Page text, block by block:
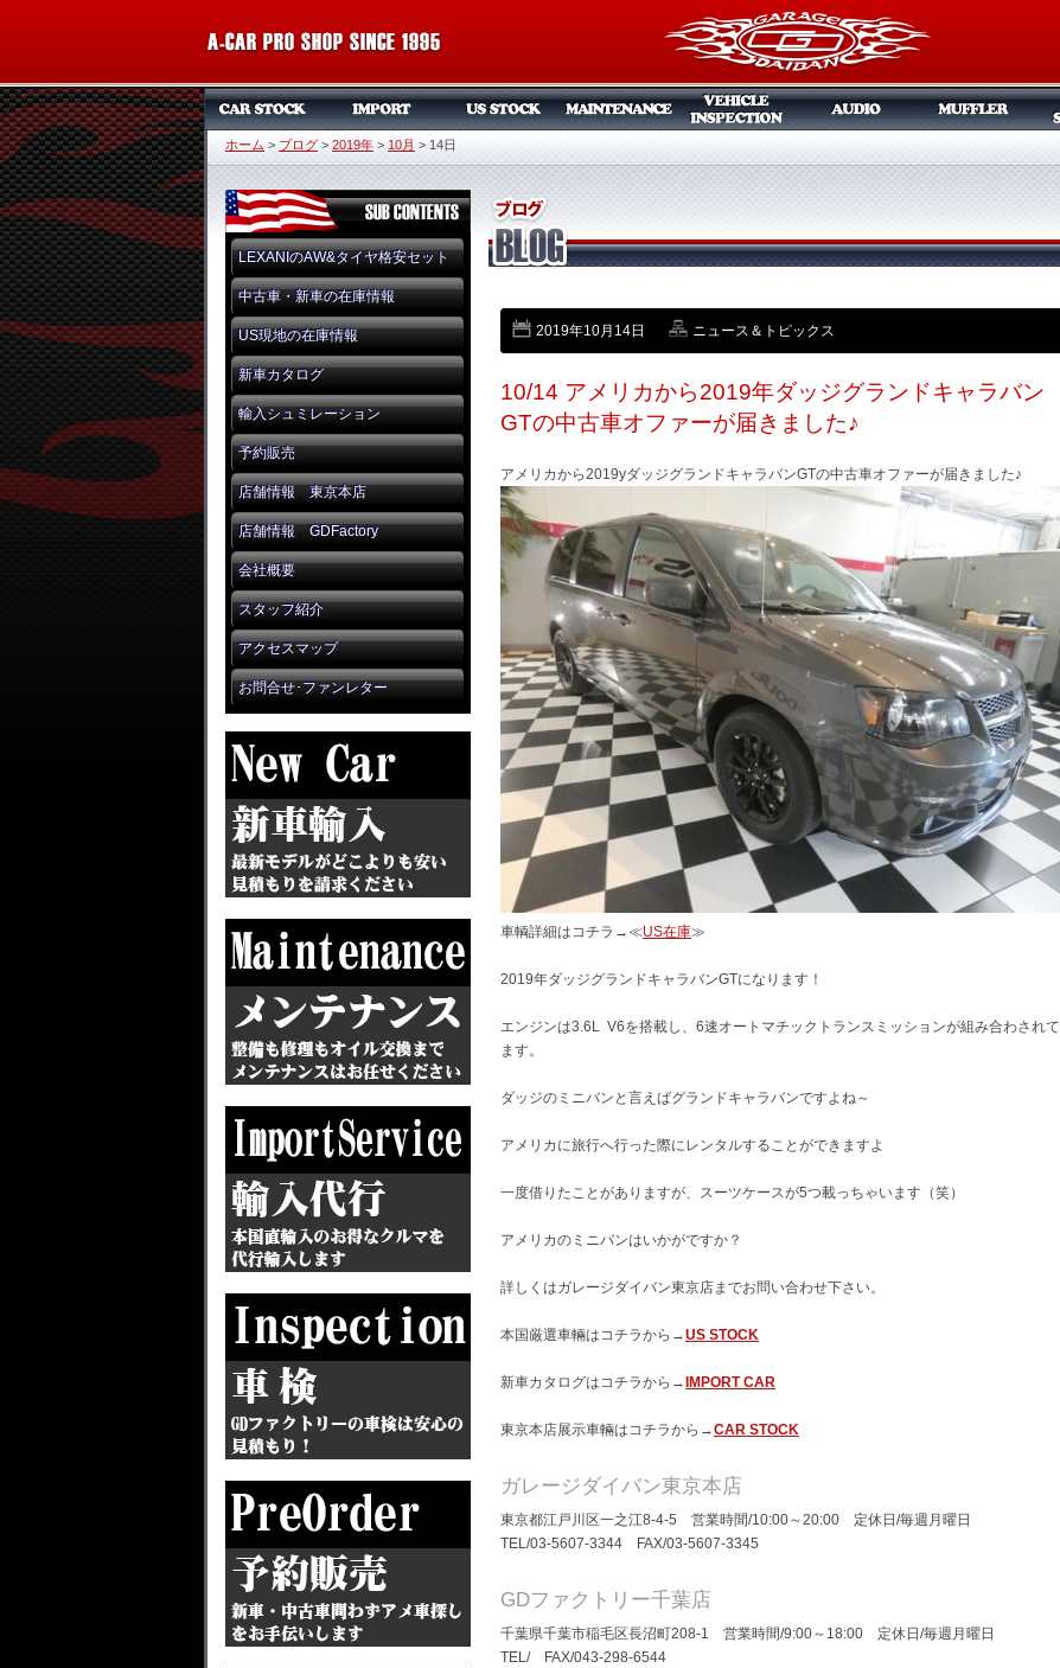
ホーム > ブログ > 2019年 > 10月 > 14日
LEXANIのAW&タイヤ格安セット
中古車・新車の在庫情報
US現地の在庫情報
新車カタログ
輸入シュミレーション
予約販売
店舗情報 東京本店
店舗情報 GDFactory
会社概要
スタッフ紹介
アクセスマップ
お問合せ･ファンレター
2019年10月14日 ニュース＆トピックス
10/14 アメリカから2019年ダッジグランドキャラバン
GTの中古車オファーが届きました♪
アメリカから2019yダッジグランドキャラバンGTの中古車オファーが届きました♪
車輌詳細はコチラ→≪US在庫≫
2019年ダッジグランドキャラバンGTになります！
エンジンは3.6L V6を搭載し、6速オートマチックトランスミッションが組み合わされて
ます。
ダッジのミニバンと言えばグランドキャラバンですよね～
アメリカに旅行へ行った際にレンタルすることができますよ
一度借りたことがありますが、スーツケースが5つ載っちゃいます（笑）
アメリカのミニバンはいかがですか？
詳しくはガレージダイバン東京店までお問い合わせ下さい。
本国厳選車輛はコチラから→US STOCK
新車カタログはコチラから→ IMPORT CAR
東京本店展示車輛はコチラから→CAR STOCK
ガレージダイバン東京本店
東京都江戸川区一之江8-4-5 営業時間/10:00～20:00 定休日/毎週月曜日
TEL/03-5607-3344 FAX/03-5607-3345
GDファクトリー千葉店
千葉県千葉市稲毛区長沼町208-1 営業時間/9:00～18:00 定休日/毎週月曜日
TEL/ FAX/043-298-6544